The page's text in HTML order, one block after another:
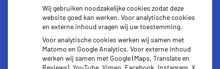
Kijksluiter
Wij gebruiken noodzakelijke cookies zodat deze
website goed kan werken. Voor analytische cookies
en externe inhoud vragen wij uw toestemming.
Voor analytische cookies werken wij samen met
Matomo en Google Analytics. Voor externe inhoud
werken wij samen met Google (Maps, Translate en
Reviews), YouTube, Vimeo, Facebook, Instagram, X